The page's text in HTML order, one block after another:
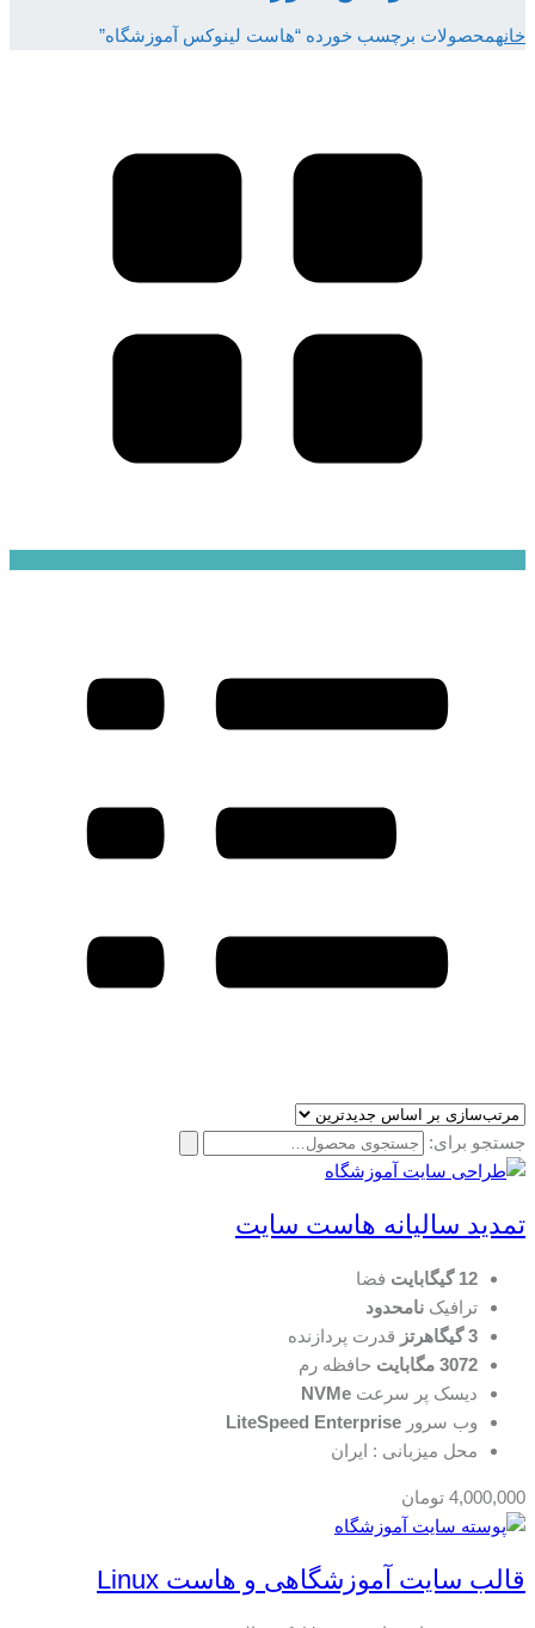
خانهمحصولات برچسب خورده “هاست لینوکس آموزشگاه”
جستجو برای:
تمدید سالیانه هاست سایت
12 گیگابایت
فضا
ترافیک نامحدود
3 گیگاهرتز
قدرت پردازنده
3072 مگابایت
حافظه رم
دیسک پر سرعت NVMe
وب سرور LiteSpeed Enterprise
محل میزبانی : ایران
4,000,000 تومان
قالب سایت آموزشگاهی و هاست Linux